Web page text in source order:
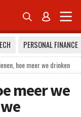
 
PERSONAL FINANCE
hoe meer we drinken
meer we